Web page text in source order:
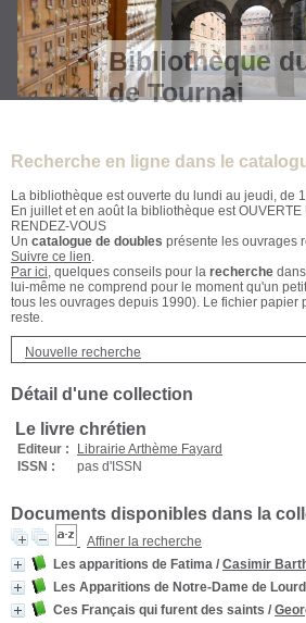
Bibliothèque
de Tournai
Recherche en ligne dans le
La bibliothèque est ouverte du lundi au jeudi, de
En juillet et en août la bibliothèque est OUVERTE
RENDEZ-VOUS
Un catalogue de doubles présente les ouvrages
Suivre ce lien.
Par ici, quelques conseils pour la recherche
lui-même ne comprend pour le moment qu'un
tous les ouvrages depuis 1990). Le fichier papier
reste.
Nouvelle recherche
Détail d'une collection
Le livre chrétien
Editeur :
Librairie Arthème Fayard
ISSN :
pas d'ISSN
Documents disponibles dans la
Affiner la recherche
Les apparitions de Fatima / Casimir
Les Apparitions de Notre-Dame de
Ces Français qui furent des saints /